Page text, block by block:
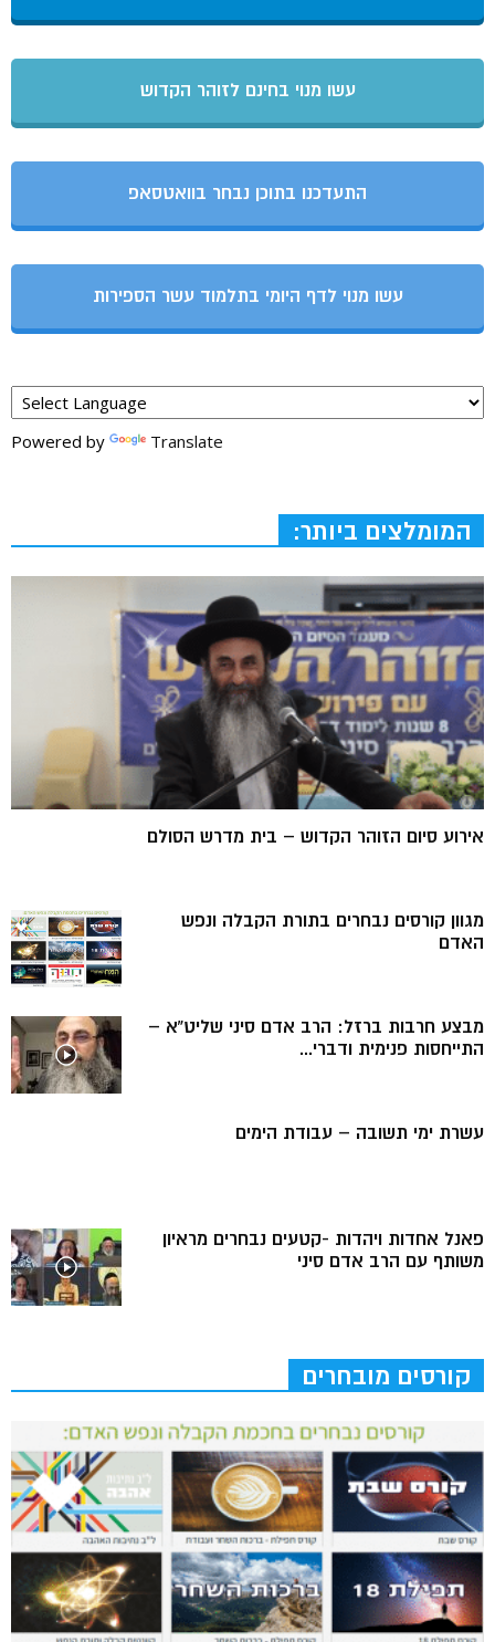
עשו מנוי בחינם לזוהר הקדוש
התעדכנו בתוכן נבחר בוואטסאפ
עשו מנוי לדף היומי בתלמוד עשר הספירות
Powered by Translate
המומלצים ביותר:
אירוע סיום הזוהר הקדוש – בית מדרש הסולם
מגוון קורסים נבחרים בתורת הקבלה ונפש
האדם
מבצע חרבות ברזל: הרב אדם סיני שליט”א –
התייחסות פנימית ודברי...
עשרת ימי תשובה – עבודת הימים
פאנל אחדות ויהדות -קטעים נבחרים מראיון
משותף עם הרב אדם סיני
קורסים מובחרים